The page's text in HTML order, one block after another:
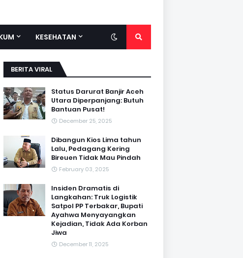
KESEHATAN
BERITA VIRAL
Status Darurat Banjir Aceh
Utara Diperpanjang: Butuh
Bantuan Pusat!
December 25, 2025
Dibangun Kios Lima tahun
Lalu, Pedagang Kering
Bireuen Tidak Mau Pindah
February 03, 2025
Insiden Dramatis di
Langkahan: Truk Logistik
Satpol PP Terbakar, Bupati
Ayahwa Menyayangkan
Kejadian, Tidak Ada Korban
Jiwa
December 11, 2025